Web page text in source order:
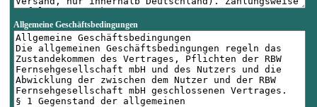
Allgemeine Geschäftsbedingungen